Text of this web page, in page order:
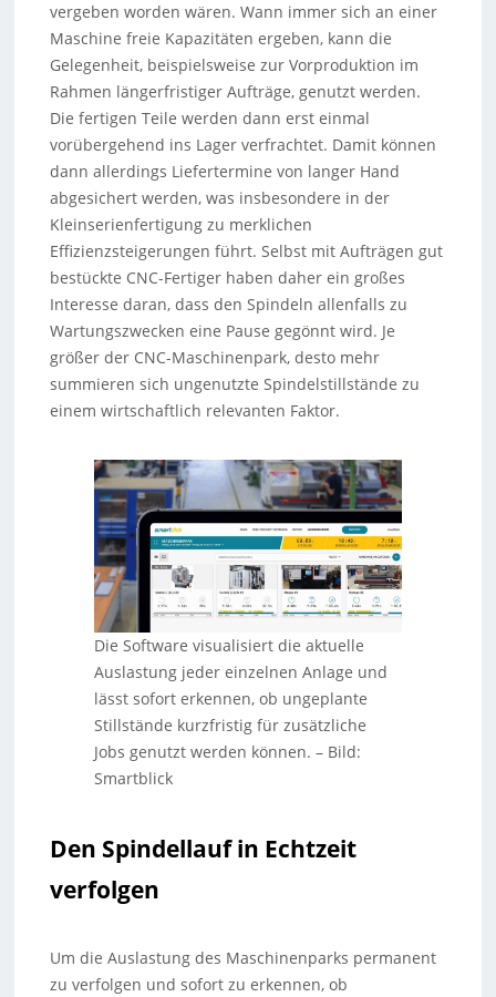
vergeben worden wären. Wann immer sich an einer
Maschine freie Kapazitäten ergeben, kann die
Gelegenheit, beispielsweise zur Vorproduktion im
Rahmen längerfristiger Aufträge, genutzt werden.
Die fertigen Teile werden dann erst einmal
vorübergehend ins Lager verfrachtet. Damit können
dann allerdings Liefertermine von langer Hand
abgesichert werden, was insbesondere in der
Kleinserienfertigung zu merklichen
Effizienzsteigerungen führt. Selbst mit Aufträgen gut
bestückte CNC-Fertiger haben daher ein großes
Interesse daran, dass den Spindeln allenfalls zu
Wartungszwecken eine Pause gegönnt wird. Je
größer der CNC-Maschinenpark, desto mehr
summieren sich ungenutzte Spindelstillstände zu
einem wirtschaftlich relevanten Faktor.
Die Software visualisiert die aktuelle
Auslastung jeder einzelnen Anlage und
lässt sofort erkennen, ob ungeplante
Stillstände kurzfristig für zusätzliche
Jobs genutzt werden können. – Bild:
Smartblick
Den Spindellauf in Echtzeit
verfolgen
Um die Auslastung des Maschinenparks permanent
zu verfolgen und sofort zu erkennen, ob